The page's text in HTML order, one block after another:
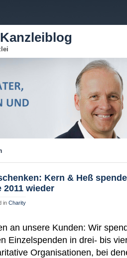
Kern & Heß
2011 wieder
in Charity
an unsere Kunden: Wir
Einzelspenden in drei- bis
Organisationen, bei